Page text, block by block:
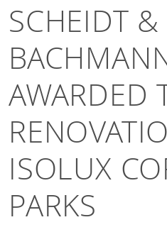
SCHEIDT &
AWARDED
ISOLUX
PARKS